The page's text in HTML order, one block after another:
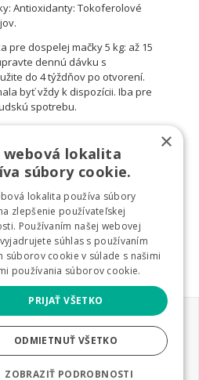
Antioxidanty: Tokoferolové
pre dospelej mačky 5 kg: až 15
dennú dávku s
do 4 týždňov po otvorení.
byť vždy k dispozícii. Iba pre
spotrebu.
Borek 40 277 14 DHWS
zmeniť bez výslovného
informatívny charakter.
granule pro psy,nejlepší granule pro psy,
,konzervy pro psy,krmivo a vitamíny pro
×
lokalita
súbory cookie.
lokalita používa súbory
zlepšenie používateľskej
Používaním našej webovej
súhlas s používaním
súborov cookie v súlade s našimi
používania súborov cookie.
PRIJAŤ VŠETKO
ODMIETNUŤ VŠETKO
ZOBRAZIŤ PODROBNOSTI